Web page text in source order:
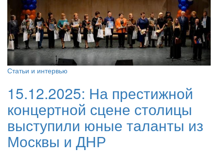
Статьи и интервью
15.12.2025: На престижной
концертной сцене столицы
выступили юные таланты из
Москвы и ДНР